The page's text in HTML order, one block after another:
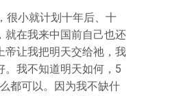
很小就计划十年后、十
就在我来中国前自己也还
帝让我把明天交给祂，我
。我不知道明天如何，5
都可以。因为我不缺什